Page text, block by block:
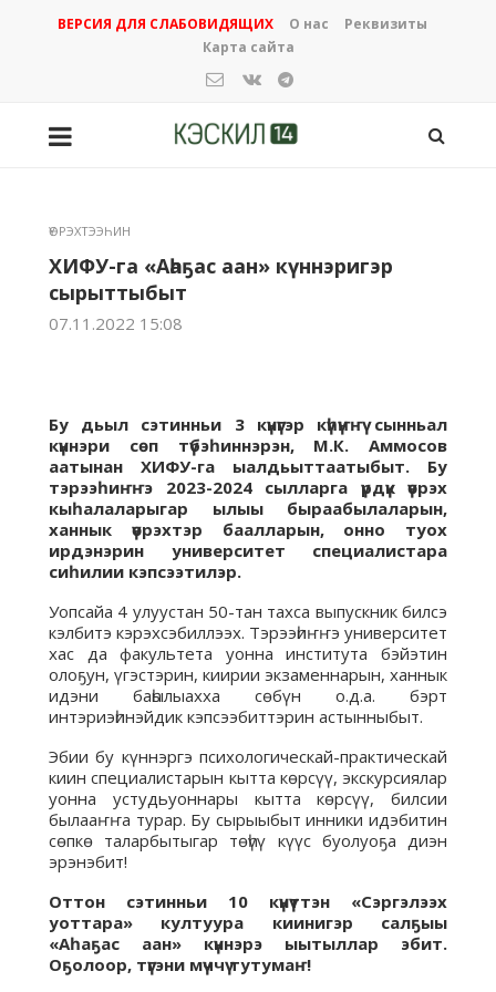
ВЕРСИЯ ДЛЯ СЛАБОВИДЯЩИХ О нас
Реквизиты
Карта сайта
ҮӨРЭХТЭЭҺИН
ХИФУ-га «Аһаҕас аан» күннэригэр
сырыттыбыт
07.11.2022 15:08
Бу дьыл сэтинньи 3 күнүгэр күһүҥҥү сынньал
күннэри сөп түбэһиннэрэн, М.К. Аммосов
аатынан ХИФУ-га ыалдьыттаатыбыт. Бу
тэрээһиҥҥэ 2023-2024 cылларга үрдүк үөрэх
кыһалаларыгар ылыы быраабылаларын,
ханнык үөрэхтэр баалларын, онно туох
ирдэнэрин университет специалистара
сиһилии кэпсээтилэр.
Уопсайа 4 улуустан 50-тан тахса выпускник билсэ
кэлбитэ кэрэхсэбиллээх. Тэрээһиҥҥэ университет
хас да факультета уонна института бэйэтин
олоҕун, үгэстэрин, киирии экзаменнарын, ханнык
идэни баһылыахха сөбүн о.д.а. бэрт
интэриэһинэйдик кэпсээбиттэрин астынныбыт.
Эбии бу күннэргэ психологическай-практическай
киин специалистарын кытта көрсүү, экскурсиялар
уонна устудьуоннары кытта көрсүү, билсии
былааҥҥа турар. Бу сырыыбыт инники идэбитин
сөпкө таларбытыгар төһүү күүс буолуоҕа диэн
эрэнэбит!
Оттон сэтинньи 10 күнүттэн «Сэргэлээх
уоттара» култуура киинигэр салҕыы
«Аһаҕас аан» күннэрэ ыытыллар эбит.
Оҕолоор, түгэни мүччү тутумаҥ!